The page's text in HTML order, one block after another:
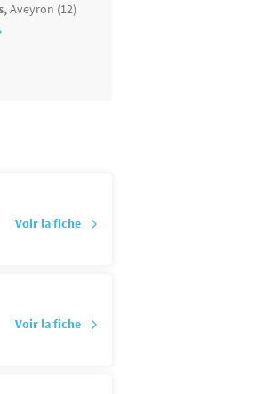
Aveyron (12)
Voir la fiche
Voir la fiche